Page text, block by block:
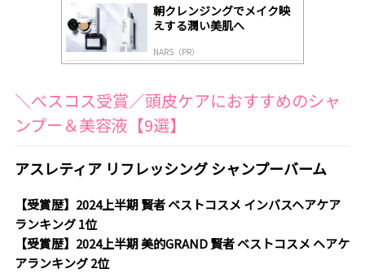
朝クレンジングでメイク映
えする潤い美肌へ
NARS（PR）
＼べスコス受賞／頭皮ケアにおすすめのシャ
ンプー＆美容液【9選】
アスレティア リフレッシング シャンプーバーム
【受賞歴】2024上半期 賢者 ベストコスメ インバスヘアケア
ランキング 1位
【受賞歴】2024上半期 美的GRAND 賢者 ベストコスメ ヘアケ
アランキング 2位